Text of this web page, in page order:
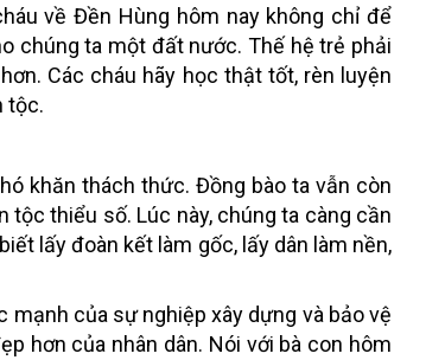
về Đền Hùng hôm nay không chỉ để
chúng ta một đất nước. Thế hệ trẻ phải
Các cháu hãy học thật tốt, rèn luyện
tộc.
khăn thách thức. Đồng bào ta vẫn còn
tộc thiểu số. Lúc này, chúng ta càng cần
lấy đoàn kết làm gốc, lấy dân làm nền,
mạnh của sự nghiệp xây dựng và bảo vệ
hơn của nhân dân. Nói với bà con hôm